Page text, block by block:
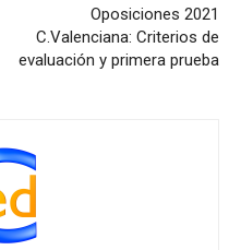
Oposiciones 2021
C.Valenciana: Criterios de
evaluación y primera prueba